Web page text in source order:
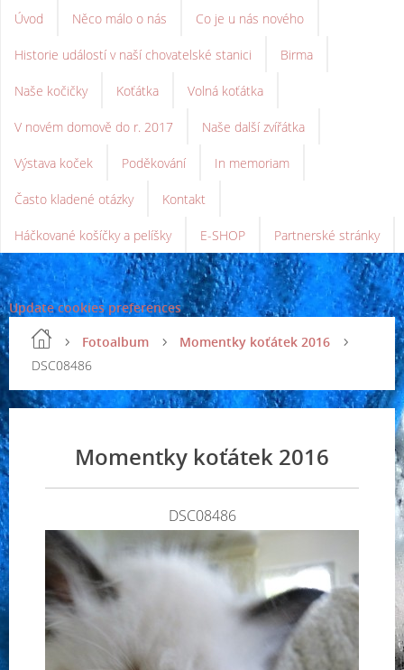
Úvod Něco málo o nás Co je u nás nového
Historie událostí v naší chovatelské stanici Birma
Naše kočičky Koťátka Volná koťátka
V novém domově do r. 2017 Naše další zvířátka
Výstava koček Poděkování In memoriam
Často kladené otázky Kontakt
Háčkované košíčky a pelíšky E-SHOP Partnerské stránky
Update cookies preferences
Fotoalbum
Momentky koťátek 2016
DSC08486
Momentky koťátek 2016
DSC08486